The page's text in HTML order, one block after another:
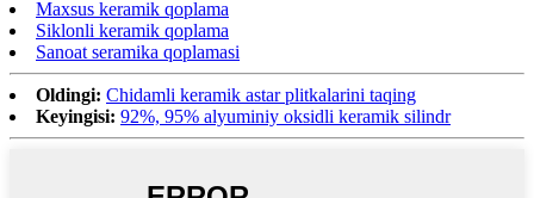
Maxsus keramik qoplama
Siklonli keramik qoplama
Sanoat seramika qoplamasi
Oldingi: Chidamli keramik astar plitkalarini taqing
Keyingisi: 92%, 95% alyuminiy oksidli keramik silindr